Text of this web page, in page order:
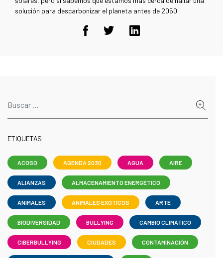
solución para descarbonizar el planeta antes de 2050.
ETIQUETAS
ACOSO AGENDA 2030 AGUA AIRE
ALIANZAS ALMACENAMIENTO ENERGÉTICO
ANIMALES ANIMALES EXÓTICOS ARTE
BIODIVERSIDAD BULLYING CAMBIO CLIMÁTICO
CIBERBULLYING CIUDADES CONTAMINACIÓN